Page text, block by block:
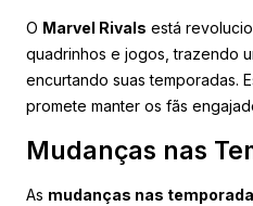
O Marvel Rivals está
quadrinhos e jogos, trazendo
encurtando suas temporadas.
promete manter os fãs
Mudanças nas
As mudanças nas